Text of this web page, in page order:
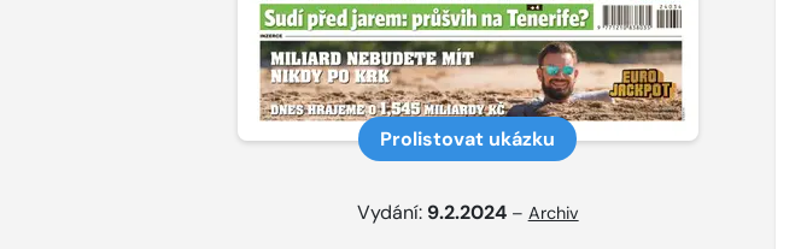
Prolistovat ukázku
Vydání: 9.2.2024 – Archiv